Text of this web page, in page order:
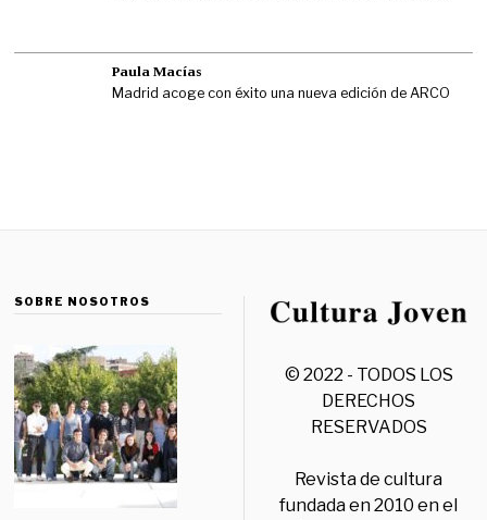
Paula Macías
Madrid acoge con éxito una nueva edición de ARCO
SOBRE NOSOTROS
© 2022 - TODOS LOS
DERECHOS
RESERVADOS
Revista de cultura
fundada en 2010 en el